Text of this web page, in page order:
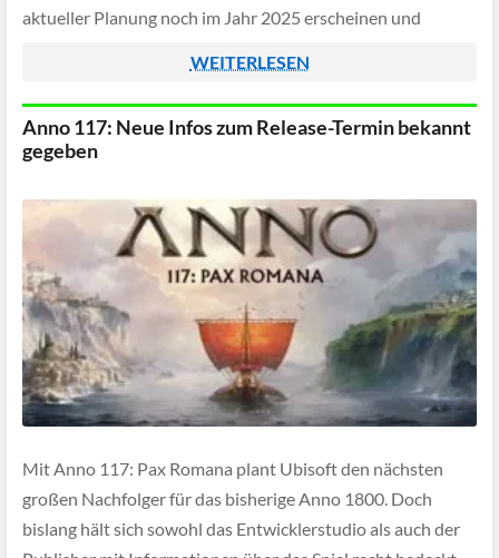
aktueller Planung noch im Jahr 2025 erscheinen und
folgenden haben wir […]
WEITERLESEN
Anno 117: Neue Infos zum Release-Termin bekannt
gegeben
Mit Anno 117: Pax Romana plant Ubisoft den nächsten
großen Nachfolger für das bisherige Anno 1800. Doch
bislang hält sich sowohl das Entwicklerstudio als auch der